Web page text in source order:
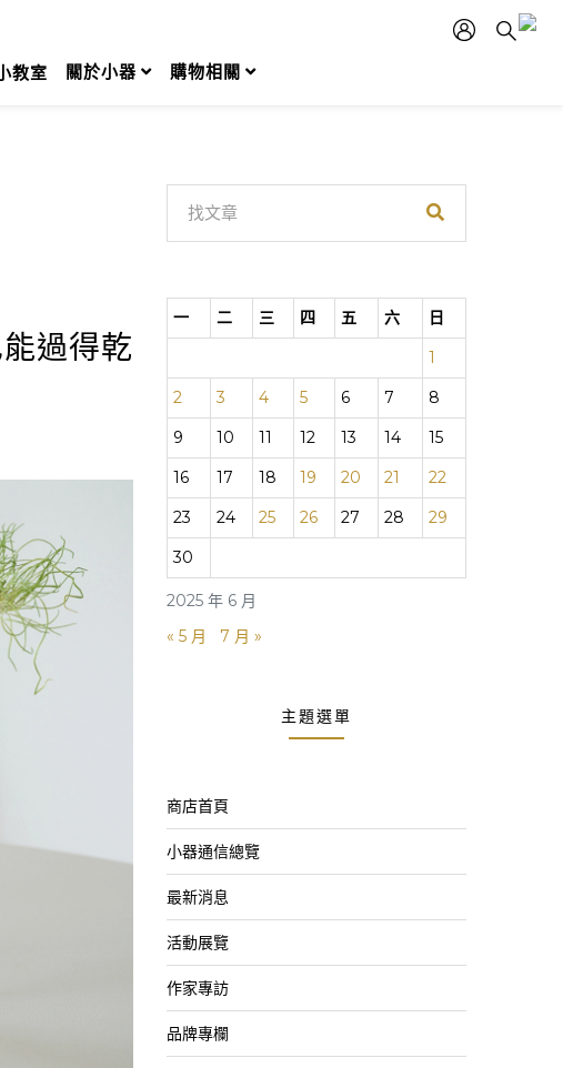
教室 關於小器 購物相關
過得乾
2025 年 6 月
一 二 三 四 五 六
日
1
2
3 4 5 6 7
8
9
10 11 12 13 14
15
16
17 18 19 20 21
22
23
24 25 26 27 28
29
30
« 5 月 7 月 »
主題選單
商店首頁
小器通信總覽
最新消息
活動展覽
作家專訪
品牌專欄